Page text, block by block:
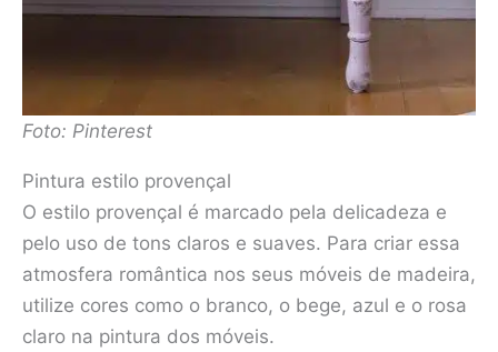
Foto: Pinterest
Pintura estilo provençal
O estilo provençal é marcado pela delicadeza e
pelo uso de tons claros e suaves. Para criar essa
atmosfera romântica nos seus móveis de madeira,
utilize cores como o branco, o bege, azul e o rosa
claro na pintura dos móveis.